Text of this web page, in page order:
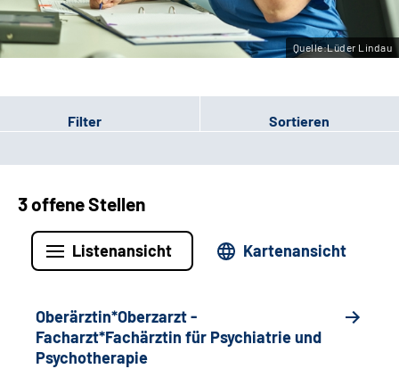
Gebärdensprache
Quelle:Lüder Lindau
Filter Sortieren
3 offene Stellen
Listenansicht Kartenansicht
Oberärztin*Oberzarzt -
Facharzt*Fachärztin für Psychiatrie und
Psychotherapie